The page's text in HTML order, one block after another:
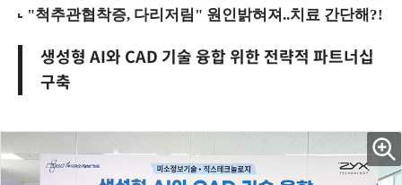
생성형 AI와 CAD 기술 융합 위한 전략적 파트너십
구축